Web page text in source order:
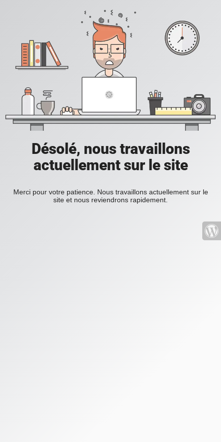
Désolé, nous travaillons
actuellement sur le site
Merci pour votre patience. Nous travaillons actuellement sur le
site et nous reviendrons rapidement.